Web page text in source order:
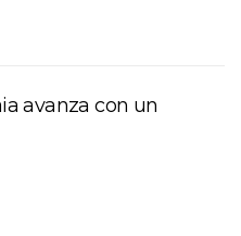
avanza con un